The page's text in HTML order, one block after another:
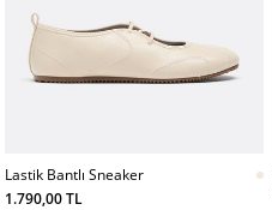
Lastik Bantlı Sneaker
1.790,00 TL